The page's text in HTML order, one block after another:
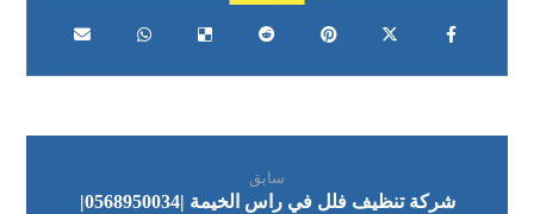
سابق
شركة تنظيف فلل في راس الخيمة |0568950034|